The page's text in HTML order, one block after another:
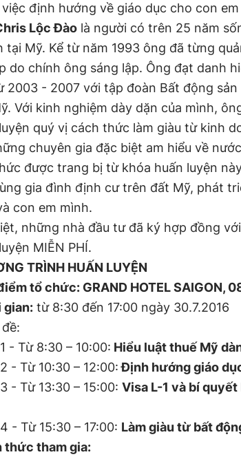
định hướng về giáo dục cho con
Lộc Đào là người có trên 25 năm
tại Mỹ. Kể từ năm 1993 ông đã từng
do chính ông sáng lập. Ông đạt danh
2003 - 2007 với tập đoàn Bất động sản
Với kinh nghiệm dày dặn của mình,
quý vị cách thức làm giàu từ kinh
chuyên gia đặc biệt am hiểu về
được trang bị từ khóa huấn luyện
gia đình định cư trên đất Mỹ, phát
con em mình.
những nhà đầu tư đã ký hợp đồng
MIỄN PHÍ.
TRÌNH HUẤN LUYỆN
tổ chức: GRAND HOTEL SAIGON,
gian: từ 8:30 đến 17:00 ngày 30.7.2016
- Từ 8:30 – 10:00: Hiểu luật thuế Mỹ
- Từ 10:30 – 12:00:Định hướng giáo
- Từ 13:30 – 15:00: Visa L-1 và bí
- Từ 15:30 – 17:00: Làm giàu từ bất
thức tham gia: